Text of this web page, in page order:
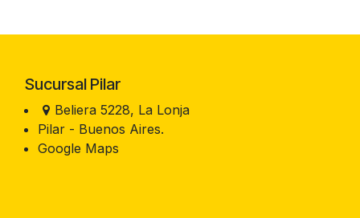
Sucursal Pilar
Beliera 5228, La Lonja
Pilar - Buenos Aires.
Google Maps